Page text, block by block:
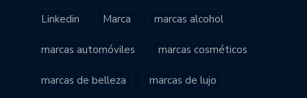
Linkedin Marca marcas alcohol
marcas automóviles marcas cosméticos
marcas de belleza marcas de lujo